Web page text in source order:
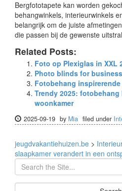
Bergfototapete kan worden
behangwinkels, interieurwinkels
belangrijk om de juiste
die passen bij de gewenste
Related Posts:
Foto op Plexiglas in XXL
Photo blinds for
Fotobehang
Trendy 2025:
woonkamer
2025-09-19 by Mia filed under
jeugdvakantiehuizen.be >
slaapkamer verandert in een